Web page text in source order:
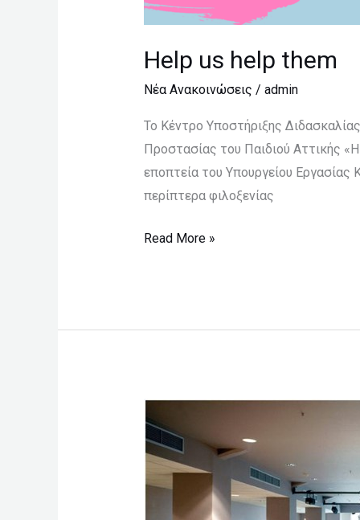
Help us help them
Νέα Ανακοινώσεις / admin
Το Κέντρο Υποστήριξης
Προστασίας του Παιδιού Αττικής
εποπτεία του Υπουργείου Εργασίας
περίπτερα φιλοξενίας
Read More »
ενημέρωση
πρωτοετών